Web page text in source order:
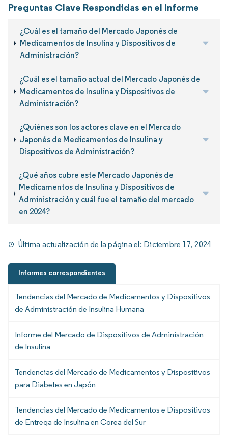
Preguntas Clave Respondidas en el Informe
¿Cuál es el tamaño del Mercado Japonés de
Medicamentos de Insulina y Dispositivos de
Administración?
¿Cuál es el tamaño actual del Mercado Japonés de
Medicamentos de Insulina y Dispositivos de
Administración?
¿Quiénes son los actores clave en el Mercado
Japonés de Medicamentos de Insulina y
Dispositivos de Administración?
¿Qué años cubre este Mercado Japonés de
Medicamentos de Insulina y Dispositivos de
Administración y cuál fue el tamaño del mercado
en 2024?
Última actualización de la página el: Diciembre 17, 2024
Informes correspondientes
Tendencias del Mercado de Medicamentos y Dispositivos
de Administración de Insulina Humana
Informe del Mercado de Dispositivos de Administración
de Insulina
Tendencias del Mercado de Medicamentos y Dispositivos
para Diabetes en Japón
Tendencias del Mercado de Medicamentos e Dispositivos
de Entrega de Insulina en Corea del Sur